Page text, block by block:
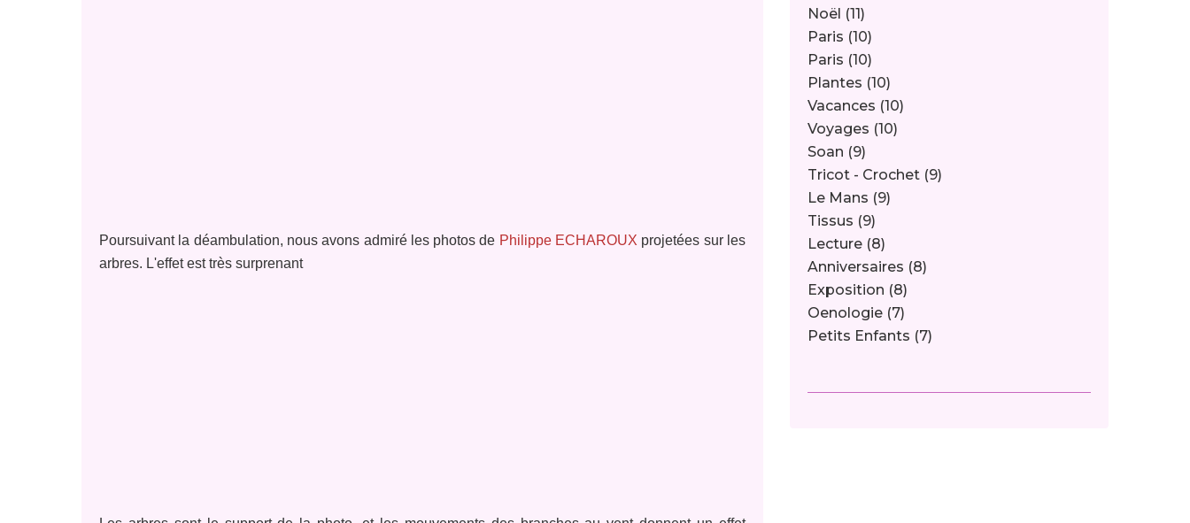
Poursuivant la déambulation, nous avons admiré les photos de Philippe ECHAROUX projetées sur les
arbres. L'effet est très surprenant
Noël (11)
Paris (10)
Paris (10)
Plantes (10)
Vacances (10)
Voyages (10)
Soan (9)
Tricot - Crochet (9)
Le Mans (9)
Tissus (9)
Lecture (8)
Anniversaires (8)
Exposition (8)
Oenologie (7)
Petits Enfants (7)